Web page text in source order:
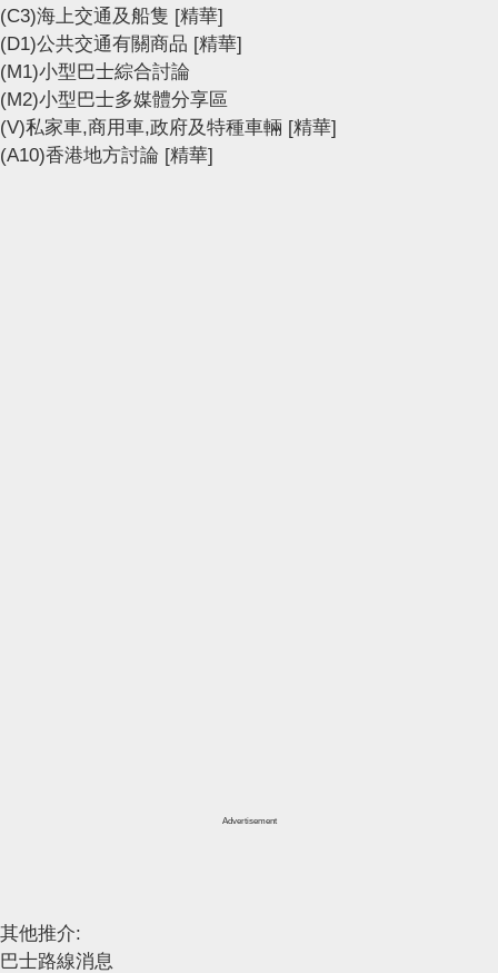
(C3)海上交通及船隻 [精華]
(D1)公共交通有關商品 [精華]
(M1)小型巴士綜合討論
(M2)小型巴士多媒體分享區
(V)私家車,商用車,政府及特種車輛 [精華]
(A10)香港地方討論 [精華]
Advertisement
其他推介:
巴士路線消息